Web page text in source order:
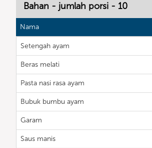
Bahan - jumlah porsi - 10
Nama
Setengah ayam
Beras melati
Pasta nasi rasa ayam
Bubuk bumbu ayam
Garam
Saus manis